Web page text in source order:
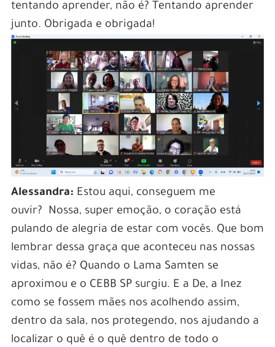
tentando aprender, não é? Tentando aprender
junto. Obrigada e obrigada!
Alessandra: Estou aqui, conseguem me
ouvir? Nossa, super emoção, o coração está
pulando de alegria de estar com vocês. Que bom
lembrar dessa graça que aconteceu nas nossas
vidas, não é? Quando o Lama Samten se
aproximou e o CEBB SP surgiu. E a De, a Inez
como se fossem mães nos acolhendo assim,
dentro da sala, nos protegendo, nos ajudando a
localizar o quê é o quê dentro de todo o